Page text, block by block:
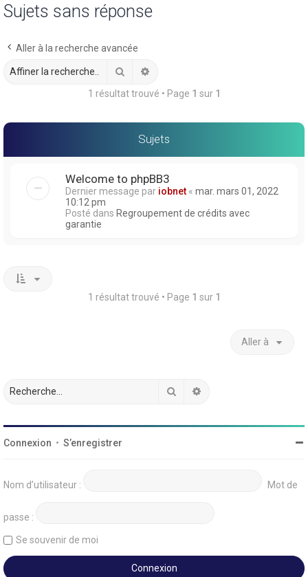
Sujets sans réponse
Aller à la recherche avancée
Rechercher
1 résultat trouvé • Page 1 sur 1
Sujets
Welcome to phpBB3
Dernier message par iobnet « mar. mars 01, 2022
10:12 pm
Posté dans Regroupement de crédits avec
garantie
1 résultat trouvé • Page 1 sur 1
Aller à
Rechercher
Connexion • S’enregistrer
Nom d’utilisateur : Mot de
passe :
Se souvenir de moi